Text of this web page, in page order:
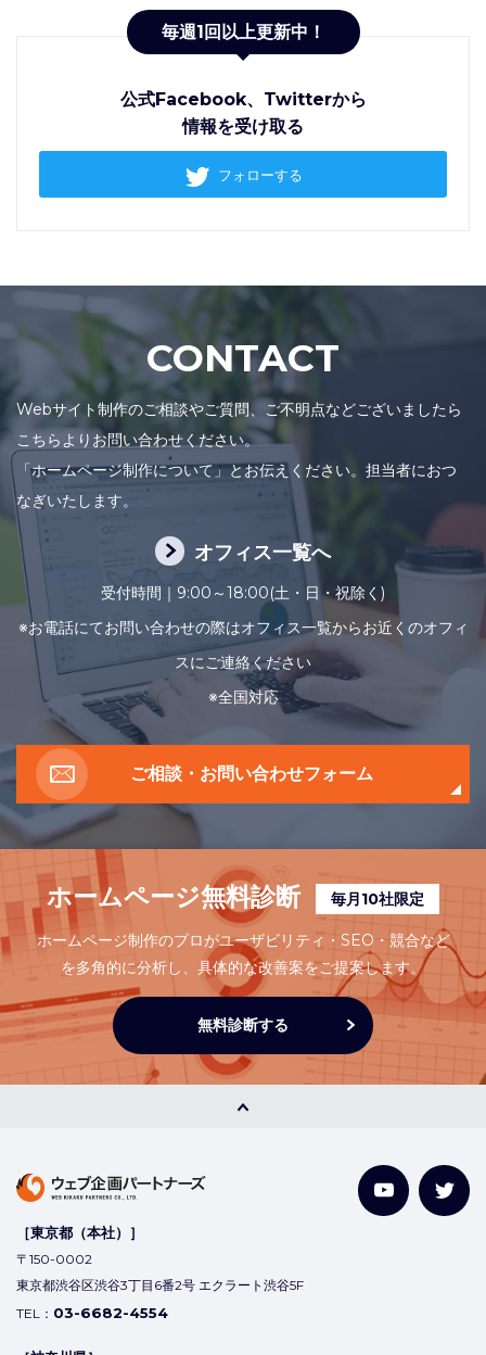
情報を受け取る
フォローする
CONTACT
Webサイト制作のご相談やご質問、ご不明点などございましたら
こちらよりお問い合わせください。
「ホームページ制作について」とお伝えください。担当者におつ
なぎいたします。
オフィス一覧へ
受付時間｜9:00～18:00(土・日・祝除く)
※お電話にてお問い合わせの際はオフィス一覧からお近くのオフィ
スにご連絡ください
※全国対応
ご相談・お問い合わせフォーム
ホームページ無料診断
ホームページ制作のプロがユーザビリティ・SEO・競合など
を多角的に分析し、具体的な改善案をご提案します。
無料診断する
［東京都（本社）］
〒150-0002
東京都渋谷区渋谷3丁目6番2号 エクラート渋谷5F
TEL：03-6682-4554